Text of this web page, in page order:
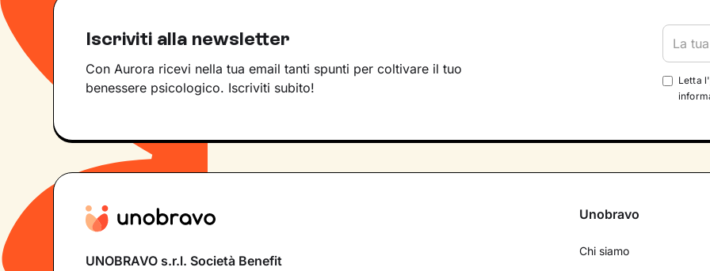
Iscriviti alla newsletter
Con Aurora ricevi nella tua email tanti spunti per coltivare il tuo
benessere psicologico. Iscriviti subito!
Letta l'
UNOBRAVO s.r.l. Società Benefit
Unobravo
Chi siamo